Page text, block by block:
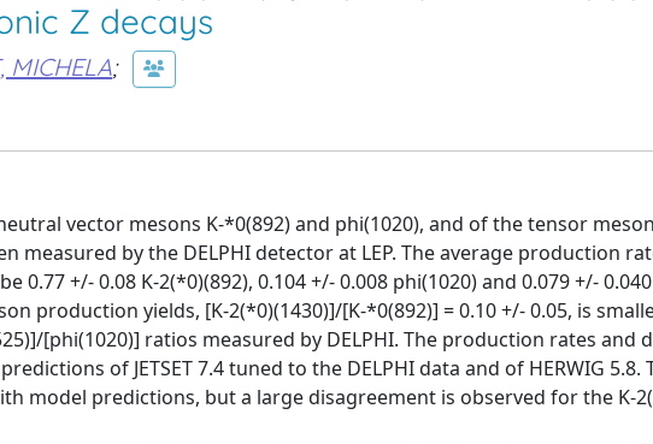
Z decays
MICHELA;
vector mesons K-*0(892) and phi(1020), and of the tensor
measured by the DELPHI detector at LEP. The average production
0.77 +/- 0.08 K-2(*0)(892), 0.104 +/- 0.008 phi(1020) and 0.079 +/-
production yields, [K-2(*0)(1430)]/[K-*0(892)] = 0.10 +/- 0.05, is
[phi(1020)] ratios measured by DELPHI. The production rates and
of JETSET 7.4 tuned to the DELPHI data and of HERWIG 5.8.
model predictions, but a large disagreement is observed for the K-